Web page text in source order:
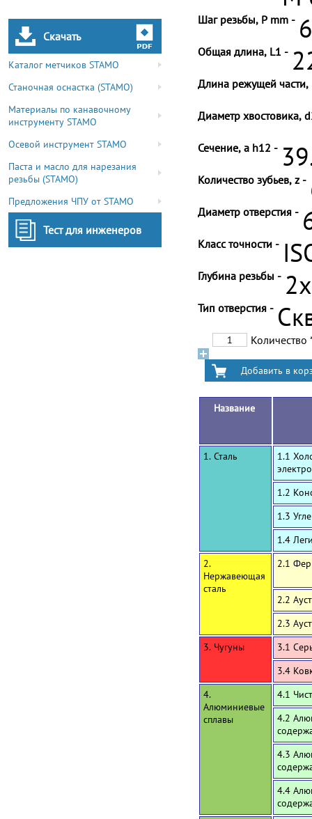
Скачать
Каталог метчиков STAMO
Станочная оснастка (STAMO)
Материалы по канавочному
инструменту STAMO
Осевой инструмент STAMO
Паста и масло для нарезания
резьбы (STAMO)
Предложения ЧПУ от STAMO
Тест для инженеров
Шаг резьбы, P mm -
Общая длина, L1 -
Длина режущей части,
Диаметр хвостовика,
Сечение, a h12 -
Количество зубьев, z -
Диаметр отверстия -
Класс точности -
Глубина резьбы -
Тип отверстия -
Количество
Название
1. Сталь
1.1
1.2
1.3
1.4
2.
Нержавеющая
сталь
2.1
2.2
2.3
3. Чугуны
3.1
3.4
4.
Алюминиевые
сплавы
4.1
4.2
4.3
4.4